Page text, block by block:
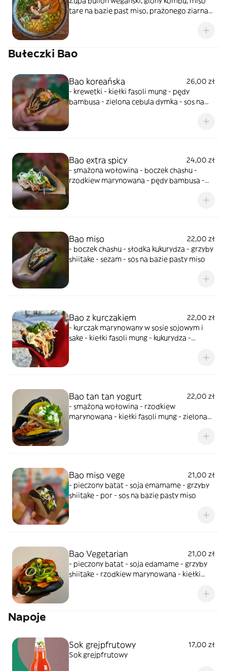
tare na bazie past miso, prażonego ziarna
makaron, pieczony batat,grzyby shiitake,
dymka, por, nori
Bułeczki Bao
Bao koreańska
26,00 zł
- krewetki - kiełki fasoli mung - pędy
bambusa - zielona cebula dymka - sos na
Bao extra spicy
24,00 zł
- smażona wołowina - boczek chashu -
rzodkiew marynowana - pędy bambusa -
Bao miso
22,00 zł
- boczek chashu - słodka kukurydza - grzyby
shiitake - sezam - sos na bazie pasty miso
Bao z kurczakiem
22,00 zł
- kurczak marynowany w sosie sojowym i
sake - kiełki fasoli mung - kukurydza -
Bao tan tan yogurt
22,00 zł
- smażona wołowina - rzodkiew
marynowana - kiełki fasoli mung - zielona
Bao miso vege
21,00 zł
- pieczony batat - soja emamame - grzyby
shiitake - por - sos na bazie pasty miso
Bao Vegetarian
21,00 zł
- pieczony batat - soja edamame - grzyby
shiitake - rzodkiew marynowana - kiełki
Napoje
Sok grejpfrutowy
17,00 zł
Sok grejpfrutowy